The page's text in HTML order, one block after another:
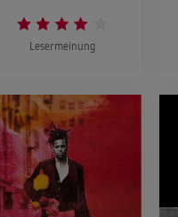
Lesermeinung